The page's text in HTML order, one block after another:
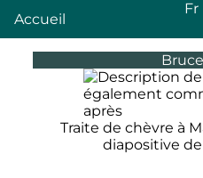
Accueil
Fr
Traite de chèvre à
diapositive